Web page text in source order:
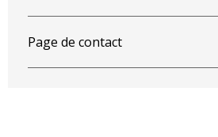
Page de contact